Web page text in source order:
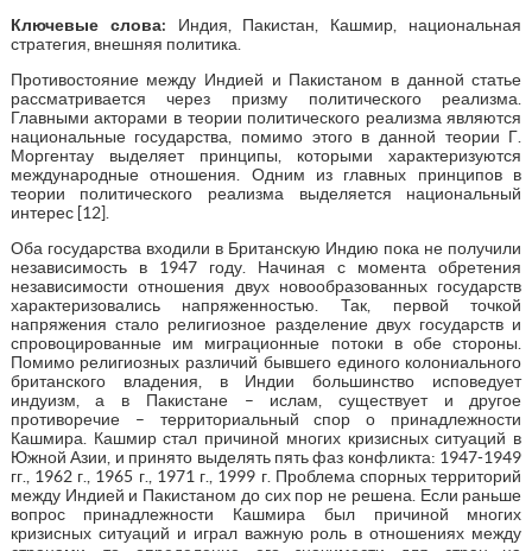
Ключевые слова: Индия, Пакистан, Кашмир, национальная
стратегия, внешняя политика.
Противостояние между Индией и Пакистаном в данной статье
рассматривается через призму политического реализма.
Главными акторами в теории политического реализма являются
национальные государства, помимо этого в данной теории Г.
Моргентау выделяет принципы, которыми характеризуются
международные отношения. Одним из главных принципов в
теории политического реализма выделяется национальный
интерес [12].
Оба государства входили в Британскую Индию пока не получили
независимость в 1947 году. Начиная с момента обретения
независимости отношения двух новообразованных государств
характеризовались напряженностью. Так, первой точкой
напряжения стало религиозное разделение двух государств и
спровоцированные им миграционные потоки в обе стороны.
Помимо религиозных различий бывшего единого колониального
британского владения, в Индии большинство исповедует
индуизм, а в Пакистане – ислам, существует и другое
противоречие – территориальный спор о принадлежности
Кашмира. Кашмир стал причиной многих кризисных ситуаций в
Южной Азии, и принято выделять пять фаз конфликта: 1947-1949
гг., 1962 г., 1965 г., 1971 г., 1999 г. Проблема спорных территорий
между Индией и Пакистаном до сих пор не решена. Если раньше
вопрос принадлежности Кашмира был причиной многих
кризисных ситуаций и играл важную роль в отношениях между